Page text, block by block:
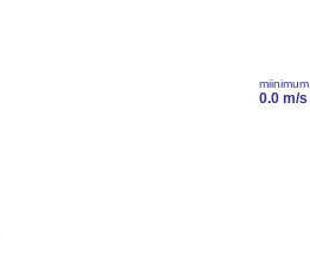
miinimum
0.0 m/s